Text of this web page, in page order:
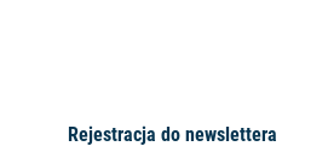
Rejestracja do newslettera